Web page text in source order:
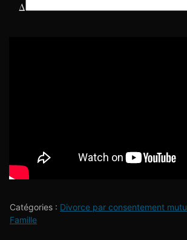
Δ
Catégories : Divorce par consentement
Famille